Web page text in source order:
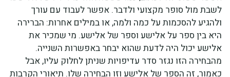
לשבת מול סופר מקצועי ולדבר. אפשר לעבוד עם עורך
ולהגיע להסכמות על כמה ולמה, או במילים אחרות: הברירה
היא בין ספר על אלישע וספר של אלישע. מי שמכיר את
אלישע יכול היה לדעת שהוא יבחר באפשרות השנייה.
מהבחירה הזו נגזר סדר עדיפויות שניתן לחלוק עליו, אבל
כאמור, זה הספר של אלישע וזו הבחירה שלו. תיאורי הקרבות